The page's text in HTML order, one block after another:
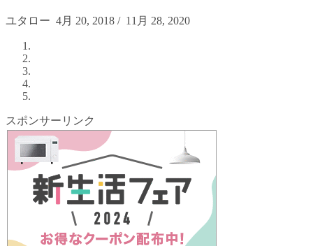
ユタロー 4月 20, 2018 / 11月 28, 2020
スポンサーリンク